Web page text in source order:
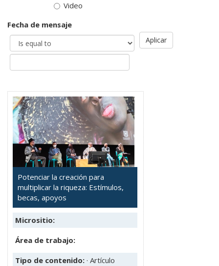
Video
Fecha de mensaje
Aplicar
Potenciar la creación para
multiplicar la riqueza: Estímulos,
becas, apoyos
Micrositio:
Área de trabajo:
Tipo de contenido: · Artículo